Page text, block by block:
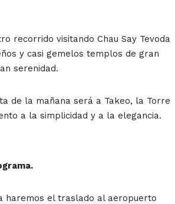
recorrido visitando Chau Say Tevoda
y casi gemelos templos de gran
serenidad.
de la mañana será a Takeo, la Torre
a la simplicidad y a la elegancia.
haremos el traslado al aeropuerto